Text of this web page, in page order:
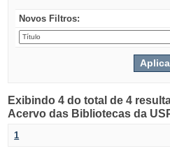
Novos Filtros:
Exibindo 4 do total de 4
Acervo das Bibliotecas da
1